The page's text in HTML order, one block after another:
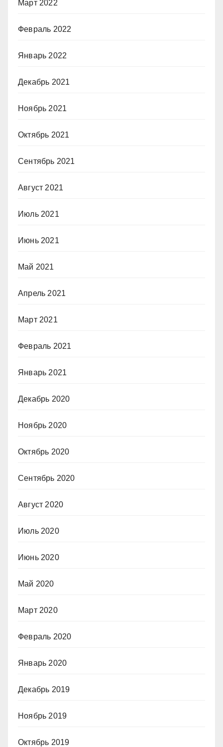
Март 2022
Февраль 2022
Январь 2022
Декабрь 2021
Ноябрь 2021
Октябрь 2021
Сентябрь 2021
Август 2021
Июль 2021
Июнь 2021
Май 2021
Апрель 2021
Март 2021
Февраль 2021
Январь 2021
Декабрь 2020
Ноябрь 2020
Октябрь 2020
Сентябрь 2020
Август 2020
Июль 2020
Июнь 2020
Май 2020
Март 2020
Февраль 2020
Январь 2020
Декабрь 2019
Ноябрь 2019
Октябрь 2019